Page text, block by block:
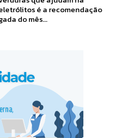
é a recomendação
a chegada do mês...